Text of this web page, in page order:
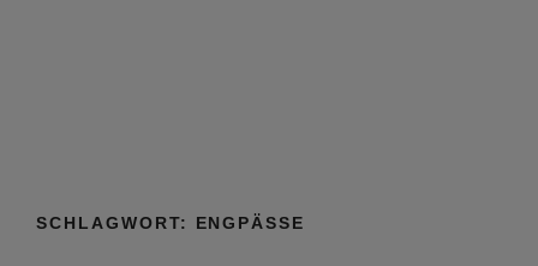
SCHLAGWORT: ENGPÄSSE